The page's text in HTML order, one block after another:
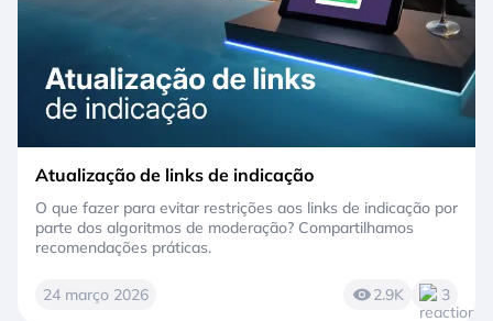
Atualização de links de indicação
O que fazer para evitar restrições aos links de indicação por
parte dos algoritmos de moderação? Compartilhamos
recomendações práticas.
24 março 2026 2.9K 3